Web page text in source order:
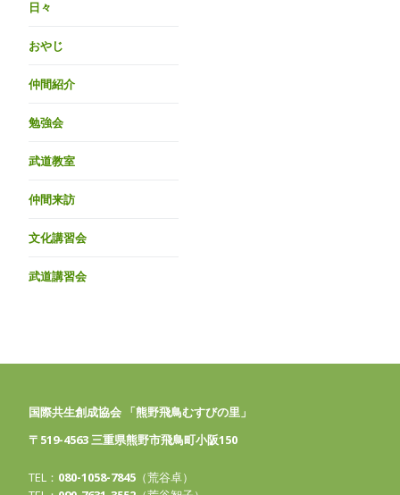
日々
おやじ
仲間紹介
勉強会
武道教室
仲間来訪
文化講習会
武道講習会
国際共生創成協会 「熊野飛鳥むすびの里」
〒519-4563 三重県熊野市飛鳥町小阪150
TEL： 080-1058-7845 （荒谷卓）